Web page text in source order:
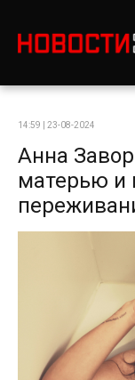
14:59 | 23-08-2024
Анна
матерью и